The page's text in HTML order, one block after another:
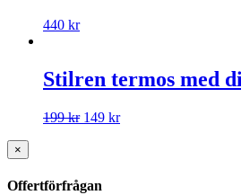
440 kr
Stilren termos med
199kr 149 kr
×
Offertförfrågan